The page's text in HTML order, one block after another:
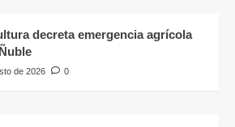
decreta emergencia agrícola
de 2026 0